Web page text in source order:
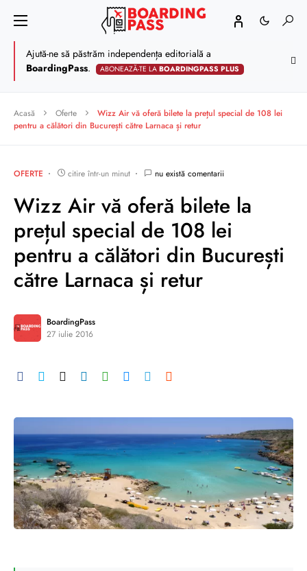
Ajută-ne să păstrăm independența editorială a
BoardingPass. ABONEAZĂ-TE LABOARDINGPASS PLUS
Acasă Oferte
Wizz Air vă oferă bilete la prețul special de 108 lei
pentru a călători din București către Larnaca și retur
OFERTE citire într-un minut nu există comentarii
Wizz Air vă oferă bilete la
prețul special de 108 lei
pentru a călători din București
către Larnaca și retur
BoardingPass
27 iulie 2016